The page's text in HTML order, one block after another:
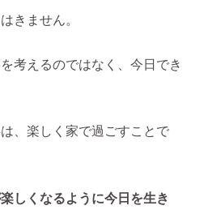
きません。
考えるのではなく、今日でき
、楽しく家で過ごすことで
しくなるように今日を生き